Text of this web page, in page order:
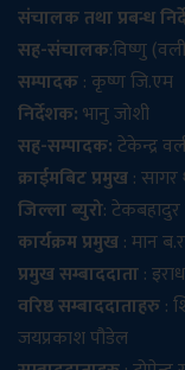
संचालक तथा प्रबन्ध
सह-संचालक:विष्णु
सम्पादक: कृष्ण जि.एम
निर्देशक:भानु जोशी
सह-सम्पादक:टेकेन्द्र
क्राईमबिट प्रमुख: सागर
जिल्ला ब्युरो:
कार्यक्रम प्रमुख: मान
प्रमुख सम्बाददाता:
वरिष्ठ सम्बाददाताहरु:
जयप्रकाश पौडेल